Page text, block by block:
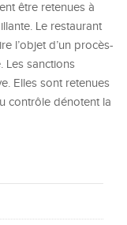
être retenues à
Le restaurant
l’objet d’un procès-
Les sanctions
Elles sont retenues
contrôle dénotent la